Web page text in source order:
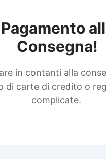
Pagamento
Consegna!
in contanti alla
di carte di credito o
complicate.